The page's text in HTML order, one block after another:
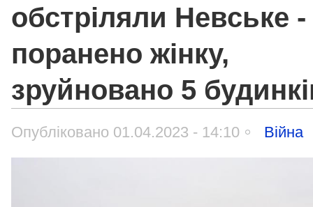
обстріляли Невське -
поранено жінку,
зруйновано 5
Опубліковано 01.04.2023 - 14:10 Війна